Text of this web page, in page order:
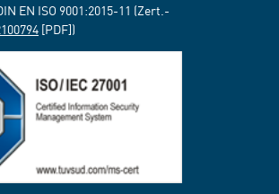
EN ISO 9001:2015-11 (Zert.-
[PDF])